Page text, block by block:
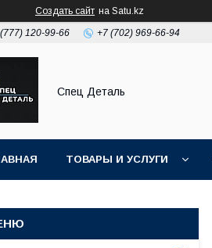
Создать сайт на Satu.kz
120-99-66 +7 (702) 969-66-94
Спец Деталь
ТОВАРЫ И УСЛУГИ